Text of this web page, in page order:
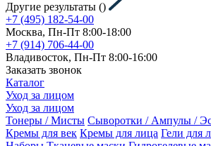
Другие результаты ()
+7 (495) 182-54-00
Москва, Пн-Пт 8:00-18:00
+7 (914) 706-44-00
Владивосток, Пн-Пт 8:00-16:00
Заказать звонок
Каталог
Уход за лицом
Уход за лицом
Тонеры / Мисты Сыворотки / Ампулы /
Кремы для век Кремы для лица Гели для